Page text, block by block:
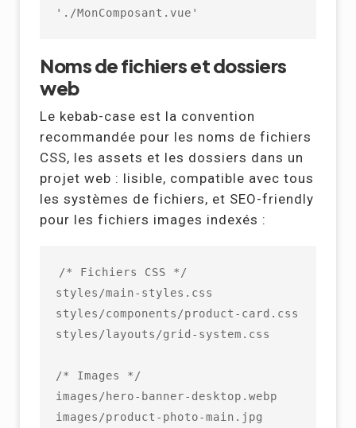
'./MonComposant.vue'
Noms de fichiers et dossiers
web
Le kebab-case est la convention
recommandée pour les noms de fichiers
CSS, les assets et les dossiers dans un
projet web : lisible, compatible avec tous
les systèmes de fichiers, et SEO-friendly
pour les fichiers images indexés :
/* Fichiers CSS */
styles/main-styles.css
styles/components/product-card.css
styles/layouts/grid-system.css
/* Images */
images/hero-banner-desktop.webp
images/product-photo-main.jpg